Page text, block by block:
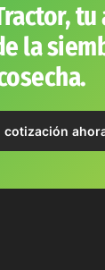
tu
la
cotización